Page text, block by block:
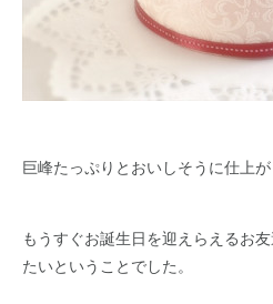
巨峰たっぷりとおいしそうに仕上が
もうすぐお誕生日を迎えらえるお
たいということでした。